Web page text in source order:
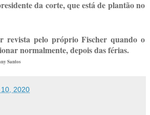
da corte, que está de plantão no
revista pelo próprio Fischer quando o
normalmente, depois das férias.
Santos
2020